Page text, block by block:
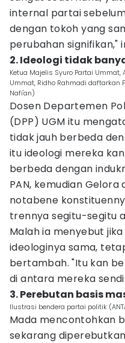
internal partai
dengan tokoh yang
perubahan signifikan,"
2. Ideologi tidak
Ketua Majelis Syuro Partai
Ummat, Ridho Rahmadi daftarkan
Nafi'an)
Dosen Departemen
(DPP) UGM itu
tidak jauh berbeda
itu ideologi mereka
berbeda dengan
PAN, kemudian Gelora
notabene
trennya segitu-segitu
Malah ia menyebut
ideologinya sama,
bertambah. "Itu kan
di antara mereka
3. Perebutan basis
Ilustrasi bendera partai politik
Mada mencontohkan
sekarang